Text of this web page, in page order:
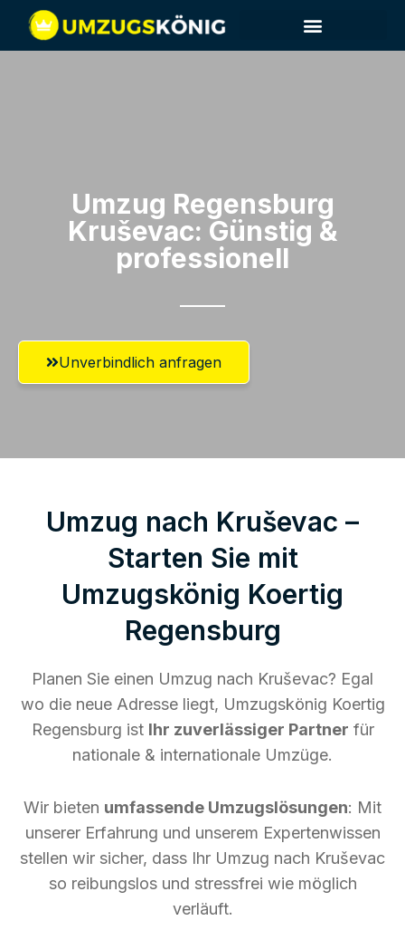
Umzug Regensburg​
Kruševac: Günstig &
professionell​
Unverbindlich anfragen
Umzug nach Kruševac –
Starten Sie mit
Umzugskönig Koertig
Regensburg
Planen Sie einen Umzug nach Kruševac? Egal
wo die neue Adresse liegt, Umzugskönig Koertig
Regensburg ist Ihr zuverlässiger Partner für
nationale & internationale Umzüge.
Wir bieten umfassende Umzugslösungen: Mit
unserer Erfahrung und unserem Expertenwissen
stellen wir sicher, dass Ihr Umzug nach Kruševac
so reibungslos und stressfrei wie möglich
verläuft.